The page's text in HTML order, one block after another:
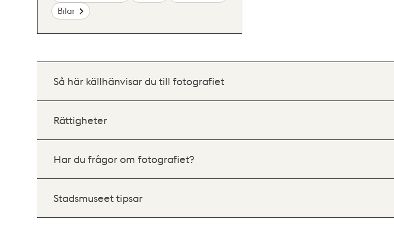
Bilar
Så här källhänvisar du till fotografiet
Rättigheter
Har du frågor om fotografiet?
Stadsmuseet tipsar